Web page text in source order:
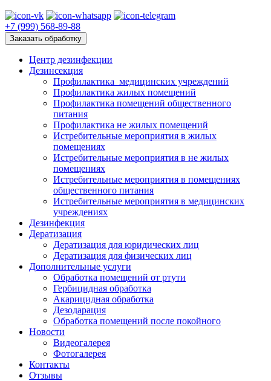
+7 (999) 568-89-88
Заказать обработку
Центр дезинфекции
Дезинсекция
Профилактика медицинских учреждений
Профилактика жилых помещений
Профилактика помещений общественного
питания
Профилактика не жилых помещений
Истребительные мероприятия в жилых
помещениях
Истребительные мероприятия в не жилых
помещениях
Истребительные мероприятия в помещениях
общественного питания
Истребительные мероприятия в медицинских
учреждениях
Дезинфекция
Дератизация
Дератизация для юридических лиц
Дератизация для физических лиц
Дополнительные услуги
Обработка помещений от ртути
Гербицидная обработка
Акарицидная обработка
Дезодарация
Обработка помещений после покойного
Новости
Видеогалерея
Фотогалерея
Контакты
Отзывы